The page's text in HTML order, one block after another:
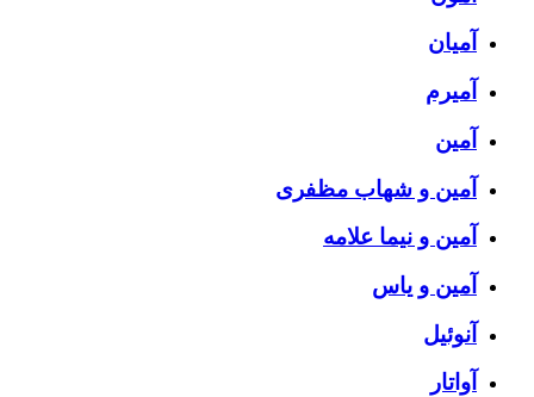
آمیان
آمیرم
آمین
آمین و شهاب مظفری
آمین و نیما علامه
آمین و یاس
آنوئیل
آواتار